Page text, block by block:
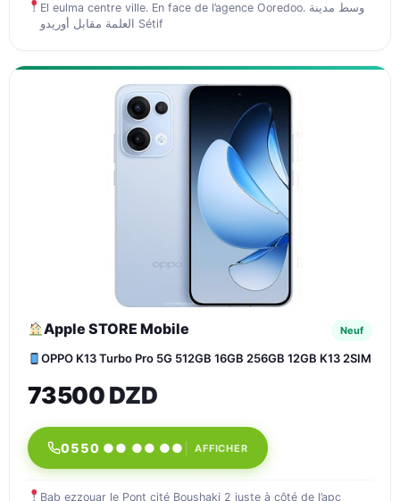
El eulma centre ville. En face de l’agence Ooredoo. وسط مدينة
العلمة مقابل أوريدو Sétif
Apple STORE Mobile Neuf
OPPO K13 Turbo Pro 5G 512GB 16GB 256GB 12GB K13 2SIM
73500 DZD
0550 ●● ●● ●● AFFICHER
Bab ezzouar le Pont cité Boushaki 2 juste à côté de l’apc